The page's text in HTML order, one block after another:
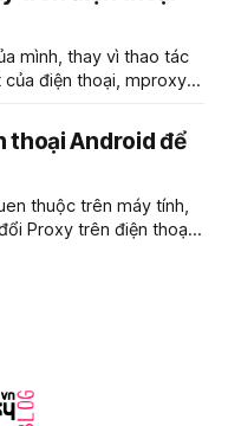
mình, thay vì thao tác
điện thoại, mproxy
nhanh chóng.
thoại Android để
thuộc trên máy tính,
Proxy trên điện thoại